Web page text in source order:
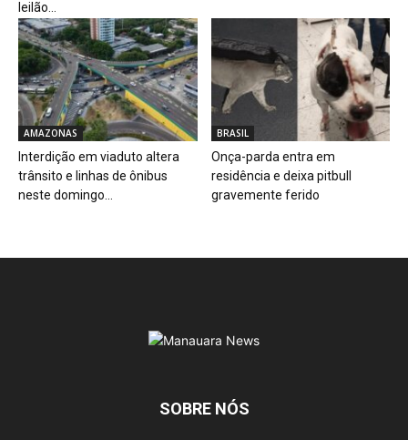
leilão...
AMAZONAS
Interdição em viaduto altera
trânsito e linhas de ônibus
neste domingo...
BRASIL
Onça-parda entra em
residência e deixa pitbull
gravemente ferido
SOBRE NÓS